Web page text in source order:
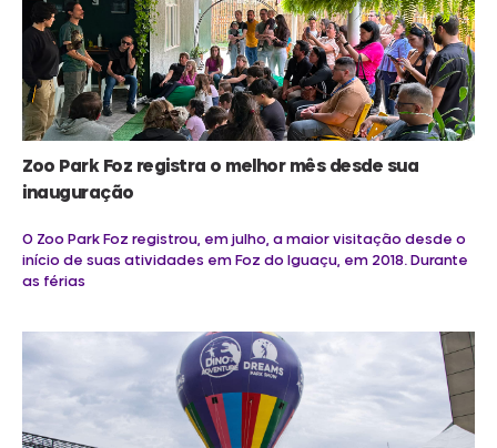
Zoo Park Foz registra o melhor mês desde sua
inauguração
O Zoo Park Foz registrou, em julho, a maior visitação desde o
início de suas atividades em Foz do Iguaçu, em 2018. Durante
as férias